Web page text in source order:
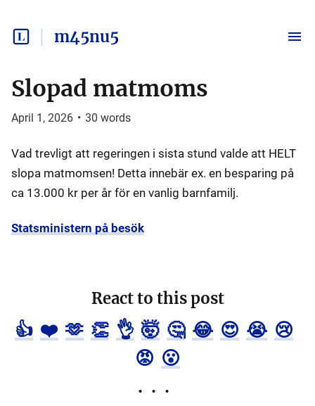
m45nu5
Slopad matmoms
April 1, 2026 • 30 words
Vad trevligt att regeringen i sista stund valde att HELT
slopa matmomsen! Detta innebär ex. en besparing på
ca 13.000 kr per år för en vanlig barnfamilj.
Statsministern på besök
React to this post
👍 ❤️ 🫶 👏 👌 🤯 🤔 😂 😍 😭 😢
😡 😮